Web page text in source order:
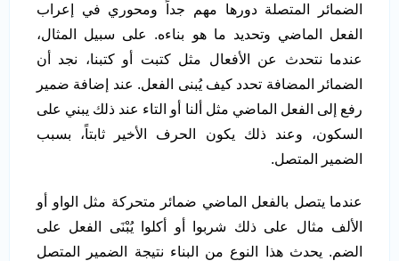
الضمائر المتصلة دورها مهم جداً ومحوري في إعراب
الفعل الماضي وتحديد ما هو بناءه. على سبيل المثال،
عندما نتحدث عن الأفعال مثل كتبت أو كتبنا، نجد أن
الضمائر المضافة تحدد كيف يُبنى الفعل. عند إضافة ضمير
رفع إلى الفعل الماضي مثل ألنا أو التاء عند ذلك يبني على
السكون، وعند ذلك يكون الحرف الأخير ثابتاً، بسبب
الضمير المتصل.
عندما يتصل بالفعل الماضي ضمائر متحركة مثل الواو أو
الألف مثال على ذلك شربوا أو أكلوا يُبْنَى الفعل على
الضم. يحدث هذا النوع من البناء نتيجة الضمير المتصل